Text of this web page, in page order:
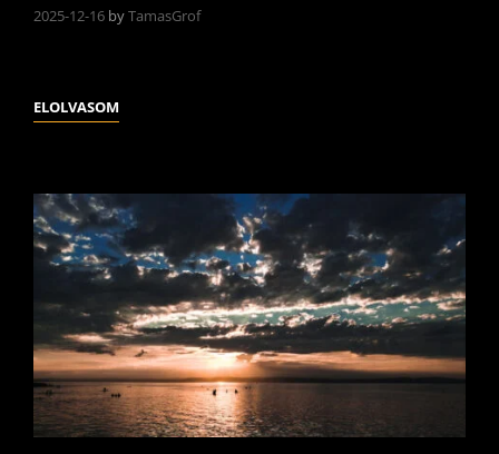
2025-12-16 byTamasGrof
ELOLVASOMTÉLI